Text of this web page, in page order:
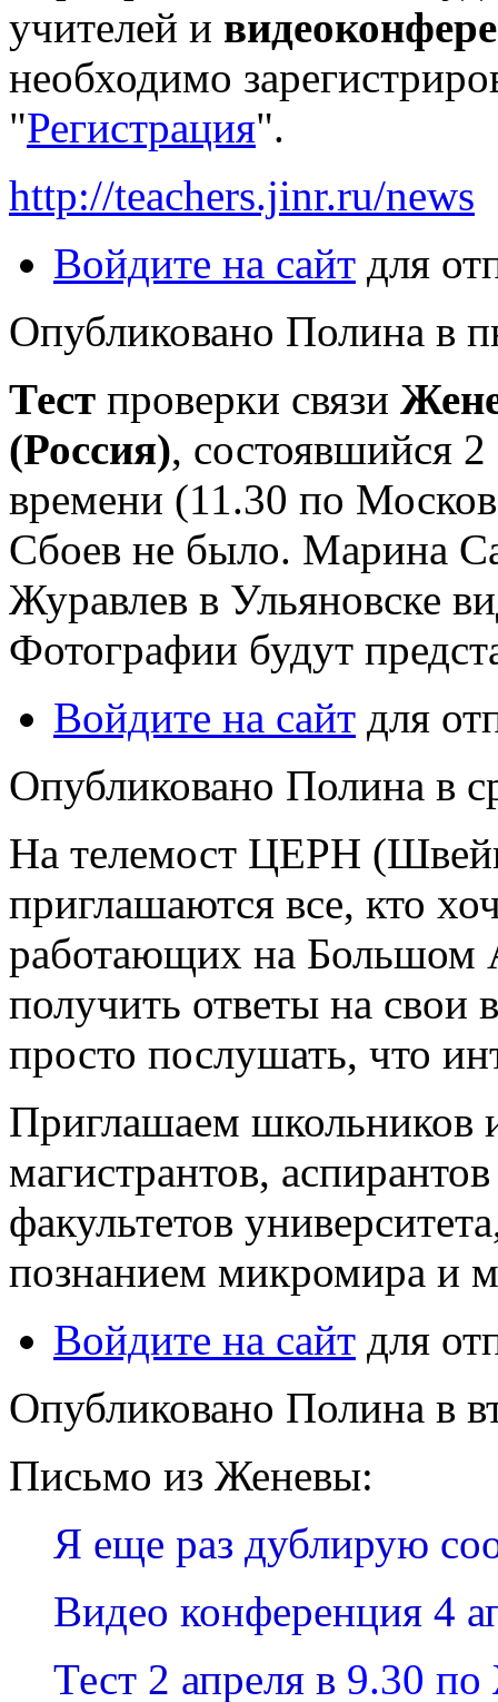
учителей и
необходимо
"Регистрация".
http://teachers.jinr.ru/news
Войдите на сайт для
Опубликовано Полина в
Тест проверки связи
(Россия), состоявшийся
времени (11.30 по
Сбоев не было. Марина
Журавлев в Ульяновске
Фотографии будут
Войдите на сайт для
Опубликовано Полина в
На телемост ЦЕРН
приглашаются все, кто
работающих на Большом
получить ответы на свои
просто послушать, что
Приглашаем школьников
магистрантов,
факультетов
познанием микромира и
Войдите на сайт для
Опубликовано Полина в
Письмо из Женевы:
Я еще раз дублирую
Видео конференция 4
Тест 2 апреля в 9.30 по